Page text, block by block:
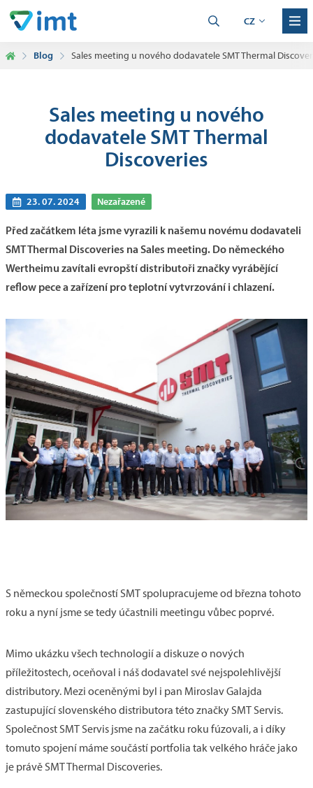
CZ
Blog Sales meeting u nového dodavatele SMT Thermal
Sales meeting u nového
dodavatele SMT Thermal
Discoveries
23. 07. 2024 Nezařazené
Před začátkem léta jsme vyrazili k našemu novému dodavateli
SMT Thermal Discoveries na Sales meeting. Do německého
Wertheimu zavítali evropští distributoři značky vyrábějící
reflow pece a zařízení pro teplotní vytvrzování i chlazení.
S německou společností SMT spolupracujeme od března tohoto
roku a nyní jsme se tedy účastnili meetingu vůbec poprvé.
Mimo ukázku všech technologií a diskuze o nových
příležitostech, oceňoval i náš dodavatel své nejspolehlivější
distributory. Mezi oceněnými byl i pan Miroslav Galajda
zastupující slovenského distributora této značky SMT Servis.
Společnost SMT Servis jsme na začátku roku fúzovali, a i díky
tomuto spojení máme součástí portfolia tak velkého hráče jako
je právě SMT Thermal Discoveries.